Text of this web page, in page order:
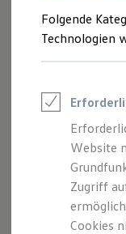
Leasing
Kfz-
Folgende
Technologien
Website
Zugriff
Cookies